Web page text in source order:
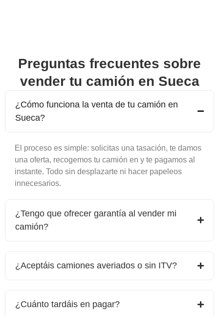
Preguntas frecuentes sobre
vender tu camión en Sueca
¿Cómo funciona la venta de tu camión en
Sueca?
El proceso es simple: solicitas una tasación, te damos
una oferta, recogemos tu camión en y te pagamos al
instante. Todo sin desplazarte ni hacer papeleos
innecesarios.
¿Tengo que ofrecer garantía al vender mi
camión?
¿Aceptáis camiones averiados o sin ITV?
¿Cuánto tardáis en pagar?